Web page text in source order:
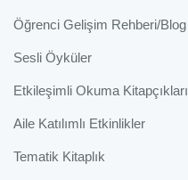
Öğrenci Gelişim Rehberi/Blog
Sesli Öyküler
Etkileşimli Okuma Kitapçıkları
Aile Katılımlı Etkinlikler
Tematik Kitaplık